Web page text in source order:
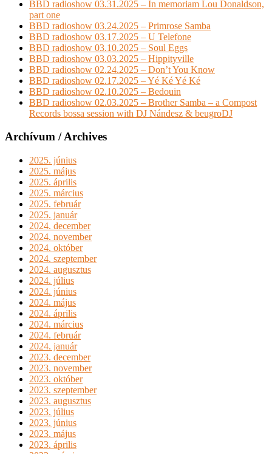
BBD radioshow 03.31.2025 – In memoriam Lou Donaldson,
part one
BBD radioshow 03.24.2025 – Primrose Samba
BBD radioshow 03.17.2025 – U Telefone
BBD radioshow 03.10.2025 – Soul Eggs
BBD radioshow 03.03.2025 – Hippityville
BBD radioshow 02.24.2025 – Don’t You Know
BBD radioshow 02.17.2025 – Yé Ké Yé Ké
BBD radioshow 02.10.2025 – Bedouin
BBD radioshow 02.03.2025 – Brother Samba – a Compost
Records bossa session with DJ Nándesz & beugroDJ
Archívum / Archives
2025. június
2025. május
2025. április
2025. március
2025. február
2025. január
2024. december
2024. november
2024. október
2024. szeptember
2024. augusztus
2024. július
2024. június
2024. május
2024. április
2024. március
2024. február
2024. január
2023. december
2023. november
2023. október
2023. szeptember
2023. augusztus
2023. július
2023. június
2023. május
2023. április